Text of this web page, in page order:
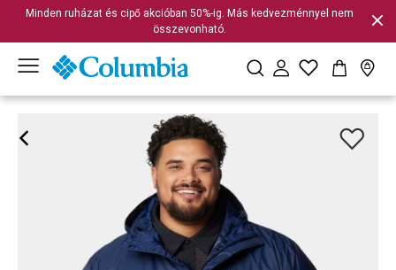
Minden ruházat és cipő akcióban 50%-ig. Más kedvezménnyel nem
összevonható.